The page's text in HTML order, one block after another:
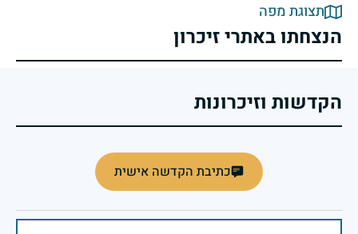
תצוגת מפה
הנצחתו באתרי זיכרון
הקדשות וזיכרונות
כתיבת הקדשה אישית